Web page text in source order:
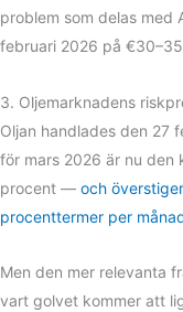
problem som delas med
februari 2026 på
3. Oljemarknadens
Oljan handlades den 27
för mars 2026 är nu
procent — och
procenttermer per
Men den mer relevanta
vart golvet kommer att